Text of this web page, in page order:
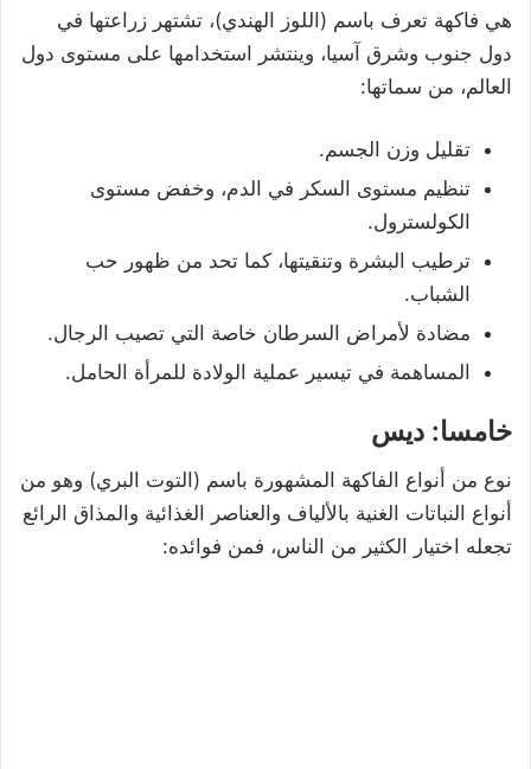
هي فاكهة تعرف باسم (اللوز الهندي)، تشتهر زراعتها في
دول جنوب وشرق آسيا، وينتشر استخدامها على مستوى دول
العالم، من سماتها:
تقليل وزن الجسم.
تنظيم مستوى السكر في الدم، وخفض مستوى
الكولسترول.
ترطيب البشرة وتنقيتها، كما تحد من ظهور حب
الشباب.
مضادة لأمراض السرطان خاصة التي تصيب الرجال.
المساهمة في تيسير عملية الولادة للمرأة الحامل.
خامسا: ديس
نوع من أنواع الفاكهة المشهورة باسم (التوت البري) وهو من
أنواع النباتات الغنية بالألياف والعناصر الغذائية والمذاق الرائع
تجعله اختيار الكثير من الناس، فمن فوائده: